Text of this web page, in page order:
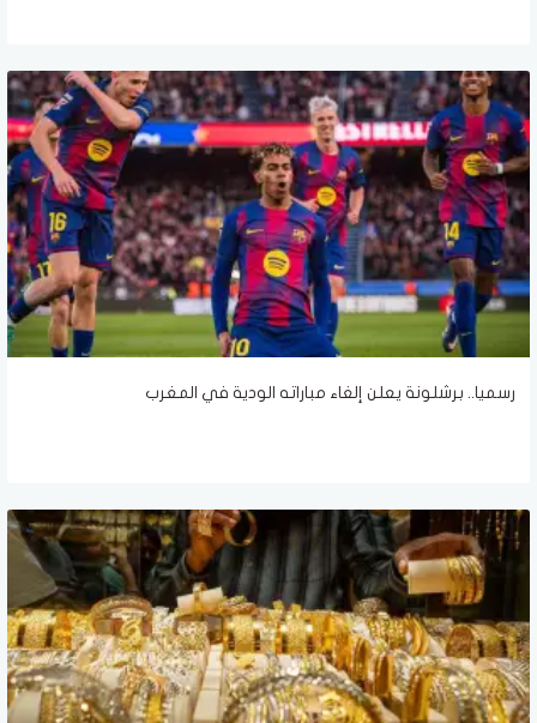
رسميا.. برشلونة يعلن إلغاء مباراته الودية في المغرب